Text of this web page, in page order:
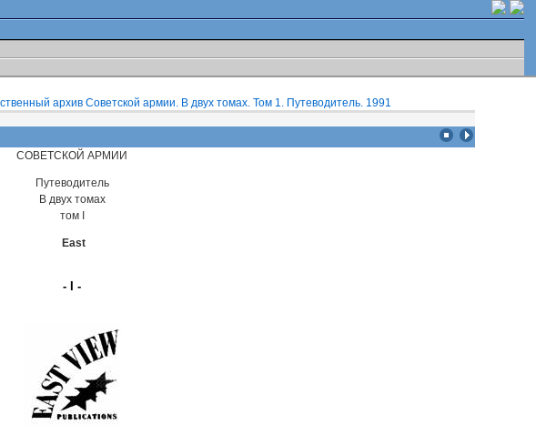
архив Советской армии. В двух томах. Том 1. Путеводитель. 1991
СОВЕТСКОЙ АРМИИ
Путеводитель
В двух томах
том I
East
- I -